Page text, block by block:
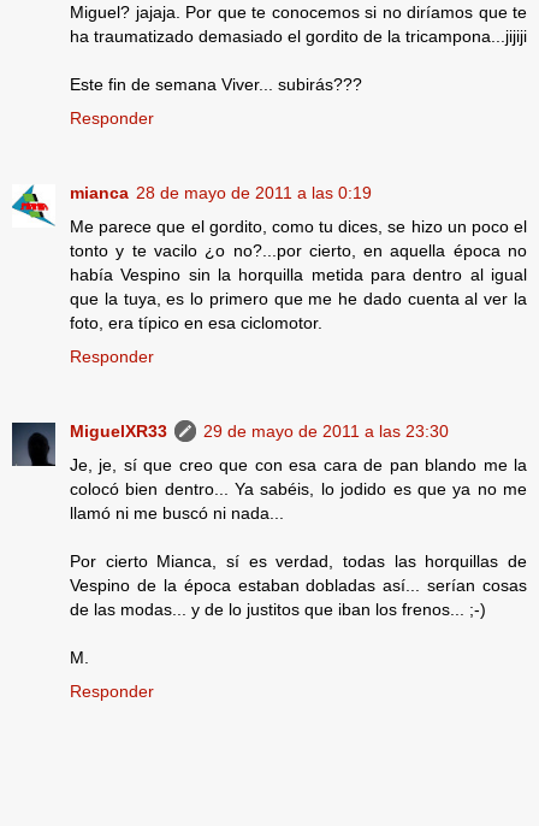
Miguel? jajaja. Por que te conocemos si no diríamos que te
ha traumatizado demasiado el gordito de la tricampona...jijiji
Este fin de semana Viver... subirás???
Responder
mianca 28 de mayo de 2011 a las 0:19
Me parece que el gordito, como tu dices, se hizo un poco el
tonto y te vacilo ¿o no?...por cierto, en aquella época no
había Vespino sin la horquilla metida para dentro al igual
que la tuya, es lo primero que me he dado cuenta al ver la
foto, era típico en esa ciclomotor.
Responder
MiguelXR33
29 de mayo de 2011 a las 23:30
Je, je, sí que creo que con esa cara de pan blando me la
colocó bien dentro... Ya sabéis, lo jodido es que ya no me
llamó ni me buscó ni nada...
Por cierto Mianca, sí es verdad, todas las horquillas de
Vespino de la época estaban dobladas así... serían cosas
de las modas... y de lo justitos que iban los frenos... ;-)
M.
Responder